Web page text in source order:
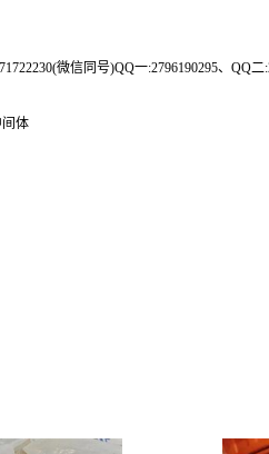
微信同号)QQ一:2796190295、QQ
体